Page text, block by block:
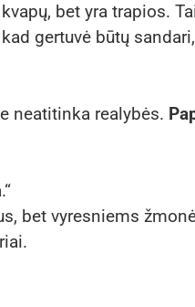
bet yra trapios.
gertuvė būtų
neatitinka realybės.
bet vyresniems